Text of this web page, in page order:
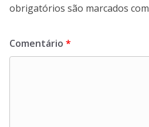
obrigatórios são marcados com
Comentário *